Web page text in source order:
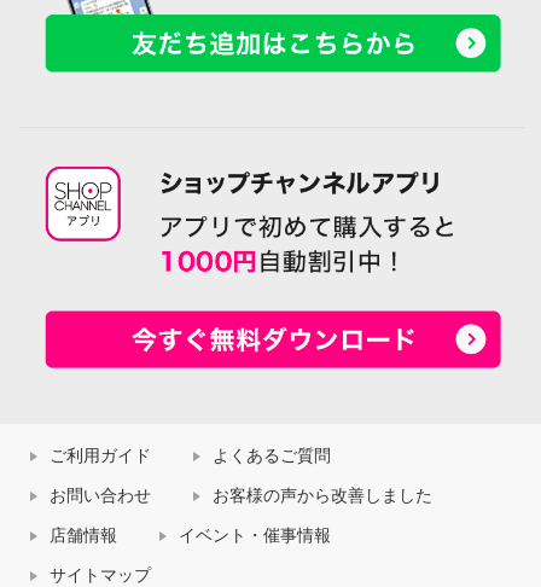
ご利用ガイド よくあるご質問
お問い合わせ お客様の声から改善しました
店舗情報 イベント・催事情報
サイトマップ